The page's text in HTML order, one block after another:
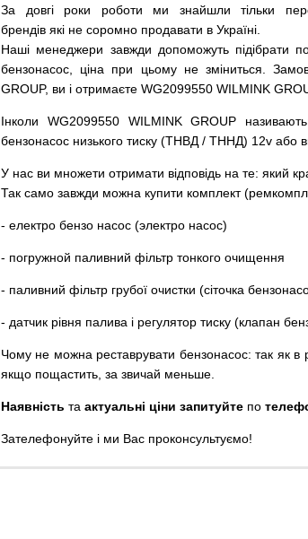
За довгі роки роботи ми знайшли тільки
брендів які не соромно продавати в Україні.
Наші менеджери завжди допоможуть підібрати
бензонасос
ціна при цьому не зміниться
GROUP, ви і отримаєте WG2099550 WILMINK
Інколи WG2099550 WILMINK GROUP називають
бензонасос низького тиску (ТНВД / ТННД) 12v або
У нас ви множети отримати відповідь на те: який
Так само завжди можна купити комплект (
- електро бензо насос (электро насос)
- погружной паливний фільтр тонкого очищення
- паливний фільтр грубої очистки (сіточка
- датчик рівня палива і регулятор тиску (клапан
Чому не можна реставрувати бензонасос: так як в
якщо пощастить, за звичай меньше.
Наявність та актуальні ціни запитуйте по
Зателефонуйте і ми Вас проконсультуємо!